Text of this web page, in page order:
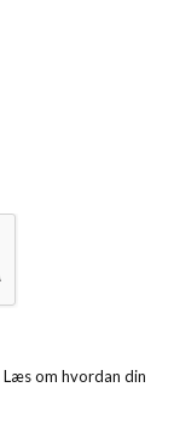
Læs om hvordan din